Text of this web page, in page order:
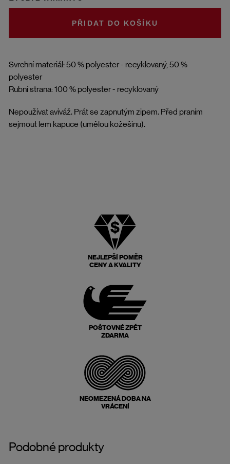
Svrchní materiál: 50 % polyester - recyklovaný, 50 %
polyester
Rubní strana: 100 % polyester - recyklovaný
Nepoužívat aviváž. Prát se zapnutým zipem. Před praním
sejmout lem kapuce (umělou kožešinu).
DO KOŠÍKU
NEJLEPŠÍ POMĚR
CENY A KVALITY
POŠTOVNÉ ZPĚT
ZDARMA
NEOMEZENÁ DOBA NA
VRÁCENÍ
Podobné produkty